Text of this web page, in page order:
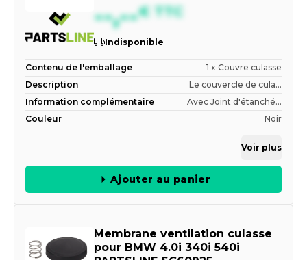
--,--€ TTC
Indisponible
Contenu de l'emballage
1 x Couvre culasse
Description
Le couvercle de cula...
Information complémentaire
Avec Joint d'étanché...
Couleur
Noir
Voir plus
Ajouter au panier
Membrane ventilation culasse
pour BMW 4.0i 340i 540i